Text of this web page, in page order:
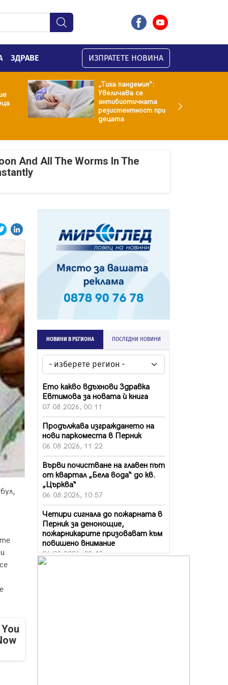
ЗДРАВЕ ИЗПРАТЕТЕ НОВИНА
„Тиха пандемия“:
Увеличава се
антибиотичната
резистентност при
децата
And All The Worms In The
НОВИНИ В РЕГИОНА ПОСЛЕДНИ НОВИНИ
Ето какво вдъхнови Здравка
Евтимова за новата ѝ книга
07.08.2026, 00:11
Продължава изграждането на
нови паркоместа в Перник
06.08.2026, 11:22
Върви почистване на главен път
от квартал „Бела вода“ до кв.
„Църква“
06.08.2026, 10:57
Четири сигнала до пожарната в
Перник за денонощие,
пожарникарите призовават към
повишено внимание
06.08.2026, 09:43